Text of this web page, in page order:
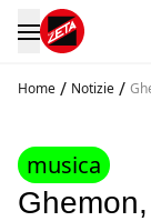
Home / Notizie /
musica